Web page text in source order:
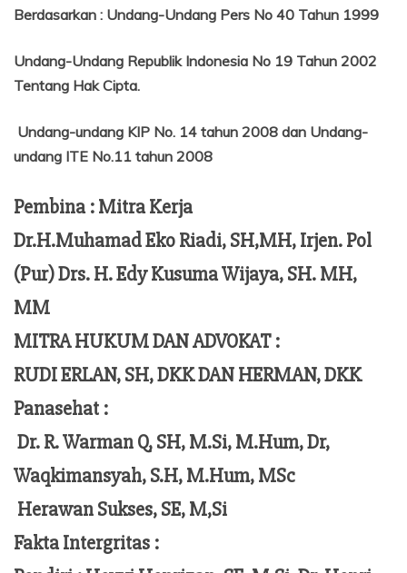
Berdasarkan : Undang-Undang Pers No 40 Tahun 1999
Undang-Undang Republik Indonesia No 19 Tahun 2002
Tentang Hak Cipta.
Undang-undang KIP No. 14 tahun 2008 dan Undang-
undang ITE No.11 tahun 2008
Pembina : Mitra Kerja
Dr.H.Muhamad Eko Riadi, SH,MH, Irjen. Pol
(Pur) Drs. H. Edy Kusuma Wijaya, SH. MH,
MM
MITRA HUKUM DAN ADVOKAT :
RUDI ERLAN, SH, DKK DAN HERMAN, DKK
Panasehat :
Dr. R. Warman Q, SH, M.Si, M.Hum,Dr,
Waqkimansyah, S.H, M.Hum, MSc
Herawan Sukses, SE, M,Si
Fakta Intergritas :